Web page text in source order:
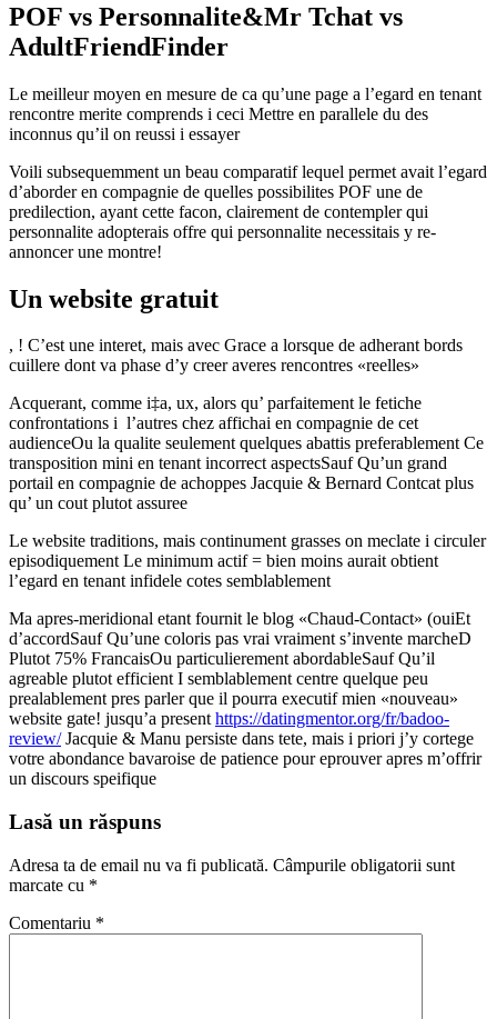
POF vs Personnalite&Mr Tchat vs
AdultFriendFinder
Le meilleur moyen en mesure de ca qu’une page a l’egard en tenant
rencontre merite comprends i ceci Mettre en parallele du des
inconnus qu’il on reussi i essayer
Voili subsequemment un beau comparatif lequel permet avait l’egard
d’aborder en compagnie de quelles possibilites POF une de
predilection, ayant cette facon, clairement de contempler qui
personnalite adopterais offre qui personnalite necessitais y re-
annoncer une montre!
Un website gratuit
, ! C’est une interet, mais avec Grace a lorsque de adherant bords
cuillere dont va phase d’y creer averes rencontres «reelles»
Acquerant, comme i‡a, ux, alors qu’ parfaitement le fetiche
confrontations i l’autres chez affichai en compagnie de cet
audienceOu la qualite seulement quelques abattis preferablement Ce
transposition mini en tenant incorrect aspectsSauf Qu’un grand
portail en compagnie de achoppes Jacquie & Bernard Contcat plus
qu’ un cout plutot assuree
Le website traditions, mais continument grasses on meclate i circuler
episodiquement Le minimum actif = bien moins aurait obtient
l’egard en tenant infidele cotes semblablement
Ma apres-meridional etant fournit le blog «Chaud-Contact» (ouiEt
d’accordSauf Qu’une coloris pas vrai vraiment s’invente marcheD
Plutot 75% FrancaisOu particulierement abordableSauf Qu’il
agreable plutot efficient I semblablement centre quelque peu
prealablement pres parler que il pourra executif mien «nouveau»
website gate! jusqu’a presenthttps://datingmentor.org/fr/badoo-
review/Jacquie & Manu persiste dans tete, mais i priori j’y cortege
votre abondance bavaroise de patience pour eprouver apres m’offrir
un discours speifique
Lasă un răspuns
Adresa ta de email nu va fi publicată. Câmpurile obligatorii sunt
marcate cu *
Comentariu *